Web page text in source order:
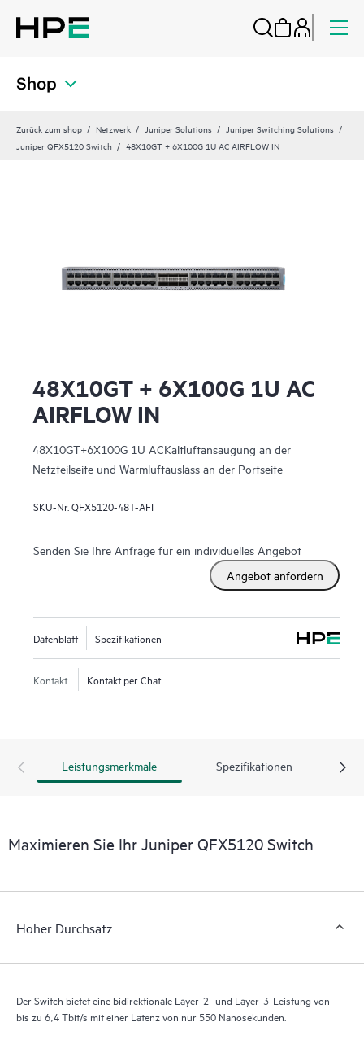
Shop
Zurück zum shop Netzwerk Juniper Solutions
Juniper Switching Solutions
Juniper QFX5120 Switch
48X10GT + 6X100G 1U AC AIRFLOW IN
48X10GT + 6X100G 1U AC
AIRFLOW IN
48X10GT+6X100G 1U ACKaltluftansaugung an der
Netzteilseite und Warmluftauslass an der Portseite
SKU-Nr. QFX5120-48T-AFI
Senden Sie Ihre Anfrage für ein individuelles Angebot
Angebot anfordern
Datenblatt Spezifikationen
Kontakt Kontakt per Chat
Leistungsmerkmale Spezifikationen
Maximieren Sie Ihr Juniper QFX5120 Switch
Hoher Durchsatz
Der Switch bietet eine bidirektionale Layer-2- und Layer-3-Leistung von
bis zu 6,4 Tbit/s mit einer Latenz von nur 550 Nanosekunden.